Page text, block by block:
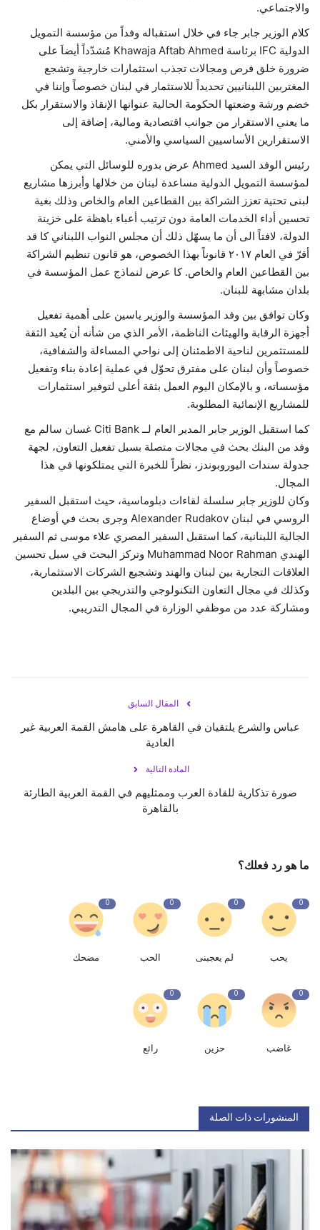
والاجتماعي.
كلام الوزير جابر جاء في خلال استقباله وفداً من مؤسسة التمويل
الدولية IFC برئاسة Khawaja Aftab Ahmed مُشدّداً أيضاَ على
ضرورة خلق فرص ومجالات تجذب استثمارات خارجية وتشجع
المغتربين اللبنانيين تحديداً للاستثمار في لبنان خصوصاً وإننا في
خضم ورشة وضعتها الحكومة الحالية عنوانها الإنقاذ والاستقرار بكل
ما يعني الاستقرار من جوانب اقتصادية ومالية، إضافة إلى
الاستقرارين الأساسيين السياسي والأمني.
رئيس الوفد السيد Ahmed عرض بدوره للوسائل التي يمكن
لمؤسسة التمويل الدولية مساعدة لبنان من خلالها وأبرزها مشاريع
لبنى تحتية تعزز الشراكة بين القطاعين العام والخاص وذلك بغية
تحسين أداء الخدمات العامة دون ترتيب أعباء باهظة على خزينة
الدولة، لافتاً الى أن ما يسهّل ذلك أن مجلس النواب اللبناني كا قد
أقرّ في العام ٢٠١٧ قانوناً بهذا الخصوص، هو قانون تنظيم الشراكة
بين القطاعين العام والخاص. كا عرض لنماذج عمل المؤسسة في
بلدان مشابهة للبنان.
وكان توافق بين وفد المؤسسة والوزير ياسين على أهمية تفعيل
أجهزة الرقابة والهيئات الناظمة، الأمر الذي من شأنه أن يُعيد الثقة
للمستثمرين لناحية الاطمئنان إلى نواحي المساءلة والشفافية،
خصوصاً وأن لبنان على مفترق تحوّل في عملية إعادة بناء وتفعيل
مؤسساته، و بالإمكان اليوم العمل بثقة أعلى لتوفير استثمارات
للمشاريع الإنمائية المطلوبة.
كما استقبل الوزير جابر المدير العام لــ Citi Bank غسان سالم مع
وفد من البنك بحث في مجالات متصلة بسبل تفعيل التعاون، لجهة
جدولة سندات اليوروبوندز، نظراً للخبرة التي يمتلكونها في هذا
المجال.
وكان للوزير جابر سلسلة لقاءات دبلوماسية، حيث استقبل السفير
الروسي في لبنان Alexander Rudakov وجرى بحث في أوضاع
الجالية اللبنانية، كما استقبل السفير المصري علاء موسى ثم السفير
الهندي Muhammad Noor Rahman وتركز البحث في سبل تحسين
العلاقات التجارية بين لبنان والهند وتشجيع الشركات الاستثمارية،
وكذلك في مجال التعاون التكنولوجي والتدريجي بين البلدين
ومشاركة عدد من موظفي الوزارة في المجال التدريبي.
المقال السابق
عباس والشرع يلتقيان في القاهرة على هامش القمة العربية غير
العادية
المادة التالية
صورة تذكارية للقادة العرب وممثليهم في القمة العربية الطارئة
بالقاهرة
ما هو رد فعلك؟
0
يحب
0
لم يعجبنى
0
الحب
0
مضحك
0
غاضب
0
حزين
0
رائع
المنشورات ذات الصلة